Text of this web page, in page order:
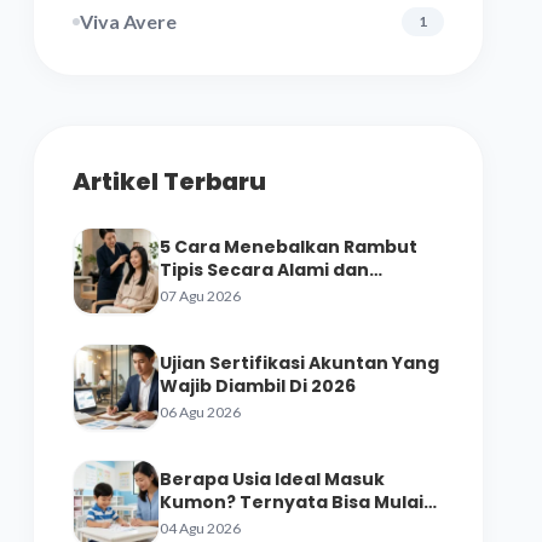
Viva Avere 1
Artikel Terbaru
5 Cara Menebalkan Rambut
Tipis Secara Alami dan
Perawatan Salon
07 Agu 2026
Ujian Sertifikasi Akuntan Yang
Wajib Diambil Di 2026
06 Agu 2026
Berapa Usia Ideal Masuk
Kumon? Ternyata Bisa Mulai
dari Prasekolah
04 Agu 2026